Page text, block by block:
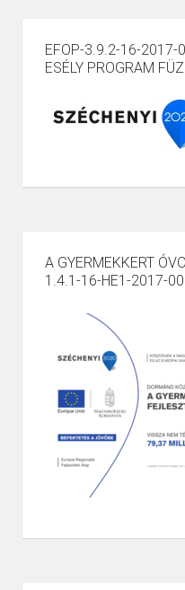
EFOP-3.9.2-16-2017-
ESÉLY PROGRAM
A GYERMEKKERT
1.4.1-16-HE1-2017-